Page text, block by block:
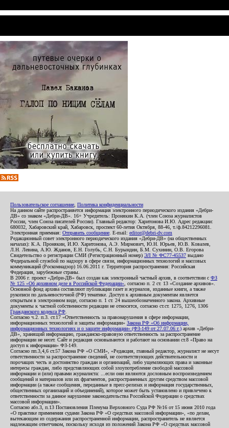
Пользовательское соглашение Политика конфиденциальности
На данном сайте распространяется информация электронного периодического издания «Дебри-
ДВ» со знаком «Дебри-ДВ». 16+ Учредитель: Пронякин К.А. (член Союза журналистов
России, член Союза писателей России). Главный редактор: Харитонова И.Ю. Адрес редакции:
680032, Хабаровский край, Хабаровск, проспект 60-летия Октября, 88-46, т./ф.84212296081.
Электронная приемная: Отправить сообщение . E-mail: editor@debri-dv.com
Редакционный совет электронного периодического издания «Дебри-ДВ» (на общественных
началах): К.А. Пронякин, И.Ю. Харитонова, А.Э. Мирмович, Ю.Н. Юрьев, Ю.В. Ковалев,
Л.Н. Левина, А.Ю. Жданов, Е.Н. Голубь, С.Н. Бурындин, Б.М. Сухинин, О.В. Егорова
Свидетельство о регистрации СМИ (Регистрационный номер) ЭЛ № ФС77-45537 выдано
Федеральной службой по надзору в сфере связи, информационных технологий и массовых
коммуникаций (Роскомнадзор) 16.06.2011 г. Территория распространения: Российская
Федерация, зарубежные страны.
В 2006 г. проект «Дебри-ДВ» был создан как электронный частный архив, в соответствии с ФЗ
№ 125 «Об архивном деле в Российской Федерации» , согласно п. 2 ст. 13 «Создание архивов».
Основной фонд архива составляют публикации газет и журналов, изданные книги, а также
рукописи по дальневосточной (РФ) тематике. Доступ к архивным документам является
открытым в электронном виде, согласно п. 1 ст. 24 вышеобозначенного закона. Архивные
документы к частной собственности редакции не относятся, согласно ст.ст. 1275, 1276, 1306
Гражданского кодекса РФ
Согласно ч.2. п.3. ст.17 «Ответственность за правонарушения в сфере информации,
информационных технологий и защиты информации» Закона РФ «Об информации,
информационных технологиях и о защите информации» (ФЗ-149 от 27.07.06 г.) архив «Дебри-
ДВ», хранящий информацию, гражданско-правовую ответственность за распространение
информации не несет. Сайт и редакция основываются и работают на основании ст.8 «Право на
доступ к информации» ФЗ-149.
Согласно пп.3,4,6 ст.57 Закона РФ «О СМИ», «Редакция, главный редактор, журналист не несут
ответственности за распространение сведений, не соответствующих действительности и
порочащих честь и достоинство граждан и организаций, либо ущемляющих права и законные
интересы граждан, либо представляющих собой злоупотребление свободой массовой
информации и (или) правами журналиста: ...если они являются дословным воспроизведением
сообщений и материалов или их фрагментов, распространенных другим средством массовой
информации (а также сообщения, переданные в пресс-релизах и информация государственных,
общественных организаций и объединений), которое может быть установлено и привлечено к
ответственности за данное нарушение законодательства Российской Федерации о средствах
массовой информации».
Согласно абз.3, п.13 Постановления Пленума Верховного Суда РФ №16 от 15 июня 2010 года
«О практике применения судами Закона РФ «О средствах массовой информации», «по делам,
вытекающим из содержания распространенной информации, распространитель не является
надлежащим ответчиком, поскольку исходя из положений Закона РФ «О средствах массовой